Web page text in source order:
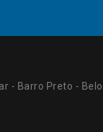
- Barro Preto - Belo